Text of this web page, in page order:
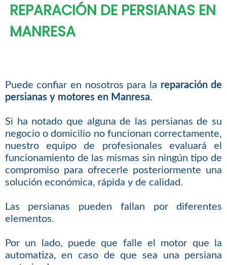
REPARACIÓN DE PERSIANAS EN
MANRESA
Puede confiar en nosotros para la reparación de
persianas y motores en Manresa.
Si ha notado que alguna de las persianas de su
negocio o domicilio no funcionan correctamente,
nuestro equipo de profesionales evaluará el
funcionamiento de las mismas sin ningún tipo de
compromiso para ofrecerle posteriormente una
solución económica, rápida y de calidad.
Las persianas pueden fallan por diferentes
elementos.
Por un lado, puede que falle el motor que la
automatiza, en caso de que sea una persiana